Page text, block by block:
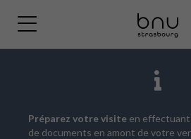
Aller
au
Aller
au
Aller
à
Préparez votre visite en effectuant
de documents en amont de votre